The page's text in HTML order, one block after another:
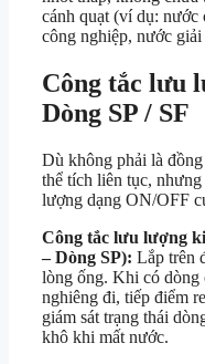
cánh quạt (ví dụ: nước
công nghiệp, nước
Công tắc lưu
Dòng SP / SF
Dù không phải là
thể tích liên tục,
lượng dạng ON/OFF
Công tắc lưu lượng
– Dòng SP): Lắp trên
lòng ống. Khi có dòng
nghiêng đi, tiếp điểm
giám sát trạng thái
khô khi mất nước.